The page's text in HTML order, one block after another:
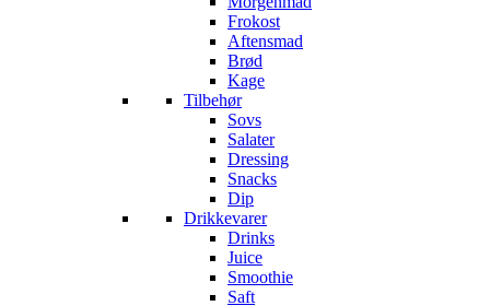
Frokost
Aftensmad
Brød
Kage
Tilbehør
Sovs
Salater
Dressing
Snacks
Dip
Drikkevarer
Drinks
Juice
Smoothie
Saft